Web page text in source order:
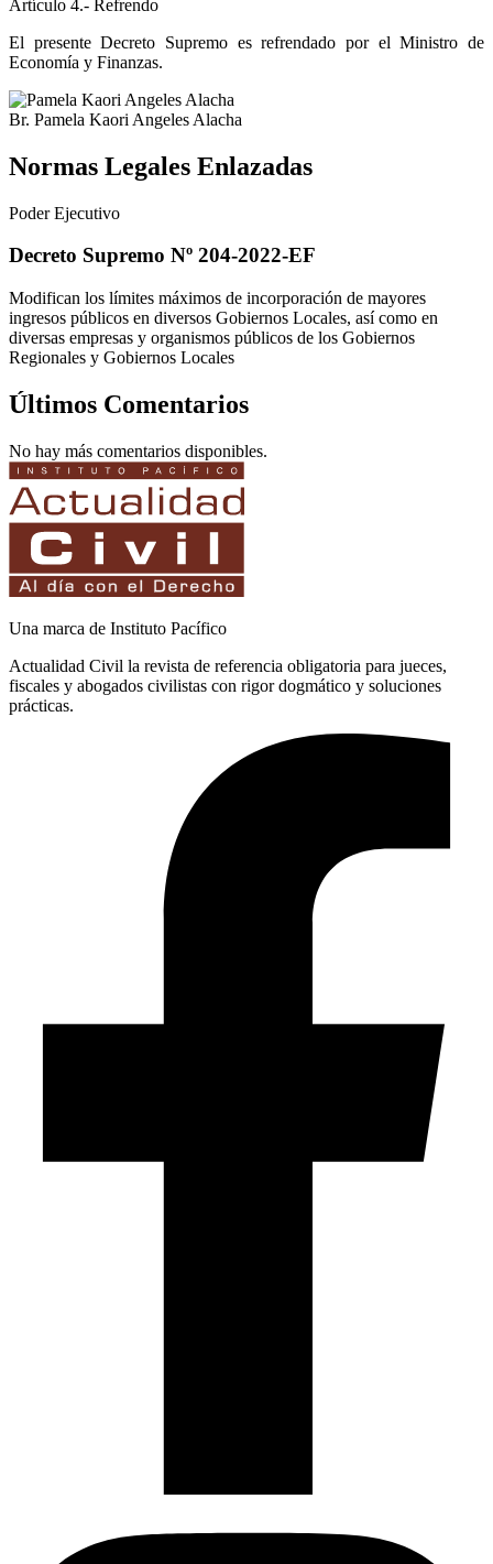
Artículo 4.- Refrendo
El presente Decreto Supremo es refrendado por el Ministro de
Economía y Finanzas.
Br. Pamela Kaori Angeles Alacha
Normas Legales Enlazadas
Poder Ejecutivo
Decreto Supremo Nº 204-2022-EF
Modifican los límites máximos de incorporación de mayores
ingresos públicos en diversos Gobiernos Locales, así como en
diversas empresas y organismos públicos de los Gobiernos
Regionales y Gobiernos Locales
Últimos Comentarios
No hay más comentarios disponibles.
Una marca de Instituto Pacífico
Actualidad Civil la revista de referencia obligatoria para jueces,
fiscales y abogados civilistas con rigor dogmático y soluciones
prácticas.